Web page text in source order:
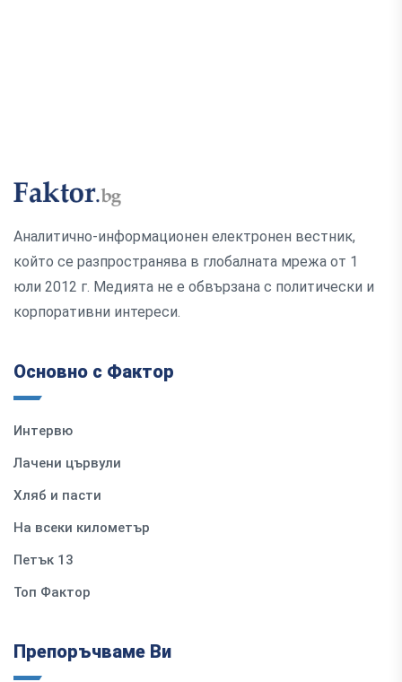
Аналитично-информационен електронен вестник,
който се разпространява в глобалната мрежа от 1
юли 2012 г. Медията не е обвързана с политически и
корпоративни интереси.
Основно с Фактор
Интервю
Лачени цървули
Хляб и пасти
На всеки километър
Петък 13
Топ Фактор
Препоръчваме Ви